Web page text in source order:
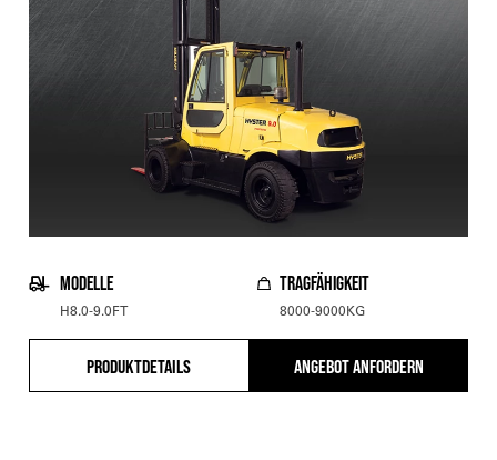
MODELLE
H8.0-9.0FT
TRAGFÄHIGKEIT
8000-9000KG
PRODUKTDETAILS ANGEBOT ANFORDERN